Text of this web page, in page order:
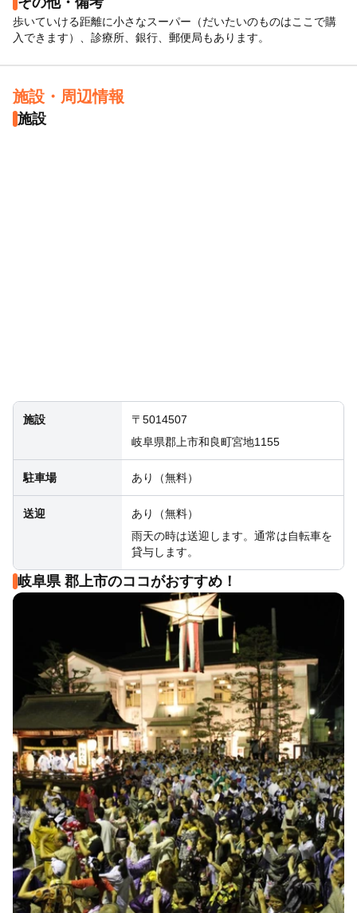
歩いていける距離に小さなスーパー（だいたいのものはここで購
入できます）、診療所、銀行、郵便局もあります。
施設・周辺情報
施設
施設
〒5014507
岐阜県郡上市和良町宮地1155
駐車場 あり（無料）
送迎
あり（無料）
雨天の時は送迎します。通常は自転車を
貸与します。
岐阜県 郡上市のココがおすすめ！